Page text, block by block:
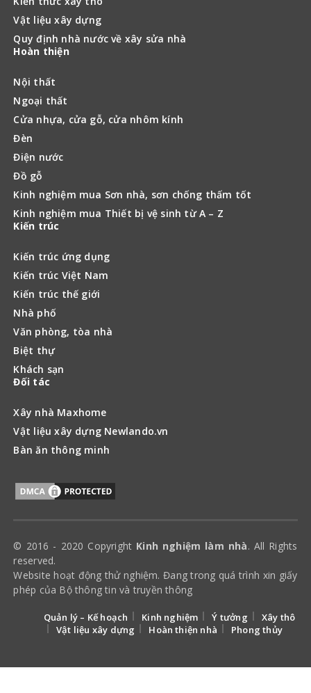
Vật liệu xây dựng
Quy định nhà nước về xây sửa nhà
Hoàn thiện
Nội thất
Ngoại thất
Cửa nhựa, cửa gỗ, cửa nhôm kính
Đèn
Điện nước
Đồ gỗ
Kinh nghiệm mua Sơn nhà, sơn chống thấm tốt
Kinh nghiệm mua Thiết bị vệ sinh từ A – Z
Kiến trúc
Kiến trúc ứng dụng
Kiến trúc Việt Nam
Kiến trúc thế giới
Nhà phố
Văn phòng, tòa nhà
Biệt thự
Khách sạn
Đối tác
Xây nhà Maxhome
Vật liệu xây dựng Newlando.vn
Bàn ăn thông minh
© 2016 - 2020 Copyright Kinh nghiệm làm nhà. All Rights
reserved.
Website hoạt động thử nghiệm. Đang trong quá trình xin giấy
phép của Bộ thông tin và truyền thông
Quản lý – Kế hoạch Kinh nghiệm Ý tưởng
Xây thô
Vật liệu xây dựng
Hoàn thiện nhà Phong thủy